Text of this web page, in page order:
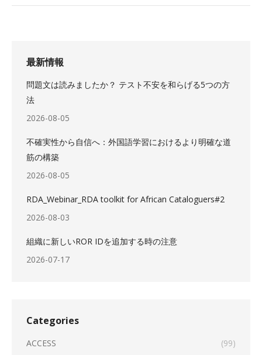
最新情報
問題文は読みましたか？ テスト不安を和らげる5つの方
法
2026-08-05
不確実性から自信へ：外国語学習におけるより明確な道
筋の構築
2026-08-05
RDA_Webinar_RDA toolkit for African Cataloguers#2
2026-08-03
組織に新しいROR IDを追加する時の注意
2026-07-17
Categories
ACCESS
(99)